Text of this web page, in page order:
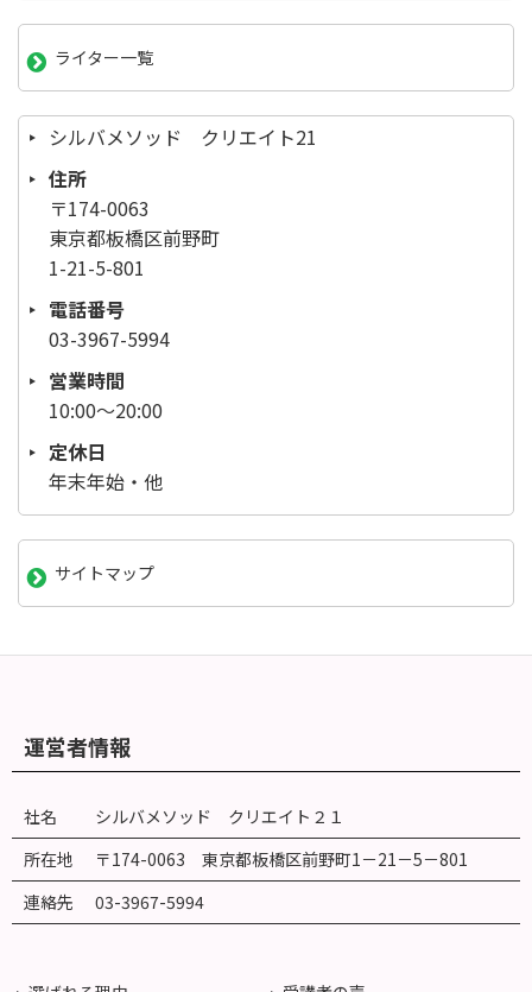
ライター一覧
シルバメソッド クリエイト21
住所
〒174-0063
東京都板橋区前野町
1-21-5-801
電話番号
03-3967-5994
営業時間
10:00～20:00
定休日
年末年始・他
サイトマップ
運営者情報
社名
シルバメソッド クリエイト２１
所在地
〒174-0063 東京都板橋区前野町1－21－5－801
連絡先
03-3967-5994